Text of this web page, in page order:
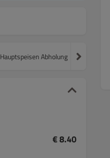
Hauptspeisen Abholung
€ 8.40